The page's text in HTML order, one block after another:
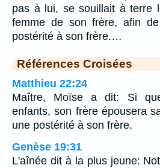
pas à lui, se souillait à terre
femme de son frère, afin
postérité à son frère.…
Références Croisées
Matthieu 22:24
Maître, Moïse a dit: Si
enfants, son frère épousera
une postérité à son frère.
Genèse 19:31
L'aînée dit à la plus jeune: